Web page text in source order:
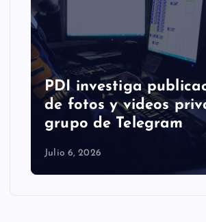
PDI investiga
de fotos y videos
grupo de Telegram
Julio 6, 2026